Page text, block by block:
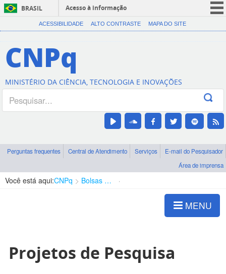
BRASIL
Acesso à informação
CORONAVÍRUS (COVID-19)
Canais
ACESSIBILIDADE ALTO CONTRASTE MAPA DO SITE
CNPq
MINISTÉRIO DA CIÊNCIA, TECNOLOGIA E INOVAÇÕES
Perguntas frequentes Central de Atendimento Serviços
E-mail do Pesquisador
Área de imprensa
Você está aqui:CNPq Bolsas e Auxílios Vigentes
MENU
Projetos de Pesquisa